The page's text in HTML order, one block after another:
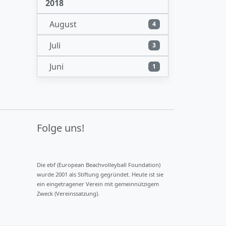
2018
August
4
Juli 3
Juni 1
Folge uns!
Die ebf (European Beachvolleyball Foundation)
wurde 2001 als Stiftung gegründet. Heute ist sie
ein eingetragener Verein mit gemeinnützigem
Zweck (Vereinssatzung).